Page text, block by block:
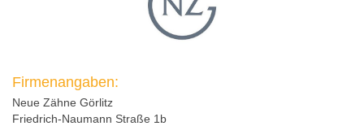
Firmenangaben:
Neue Zähne Görlitz
Friedrich-Naumann Straße 1b